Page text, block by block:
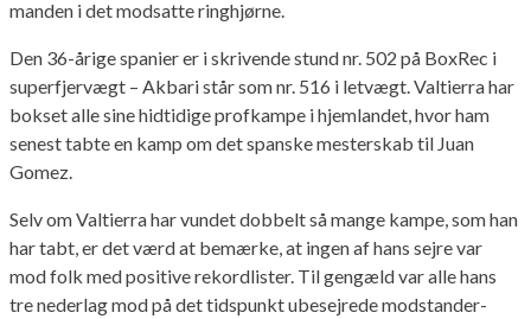
manden i det modsatte ringhjørne.
Den 36-årige spanier er i skrivende stund nr. 502 på BoxRec i
superfjervægt – Akbari står som nr. 516 i letvægt. Valtierra har
bokset alle sine hidtidige profkampe i hjemlandet, hvor ham
senest tabte en kamp om det spanske mesterskab til Juan
Gomez.
Selv om Valtierra har vundet dobbelt så mange kampe, som han
har tabt, er det værd at bemærke, at ingen af hans sejre var
mod folk med positive rekordlister. Til gengæld var alle hans
tre nederlag mod på det tidspunkt ubesejrede modstander-